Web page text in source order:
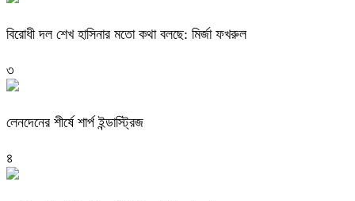
বিরোধী দল শেখ হাসিনার মতো কথা বলছে: মির্জা ফখরুল
৩
লেনদেনের শীর্ষে শার্প ইন্ডাস্ট্রিজ
৪